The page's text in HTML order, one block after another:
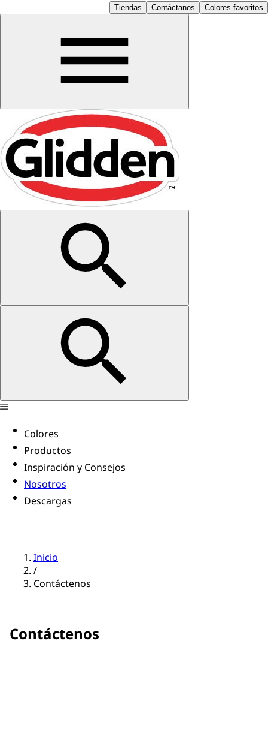
Tiendas Contáctanos Colores favoritos
Colores
Productos
Inspiración y Consejos
Nosotros
Descargas
Inicio
/
Contáctenos
Contáctenos